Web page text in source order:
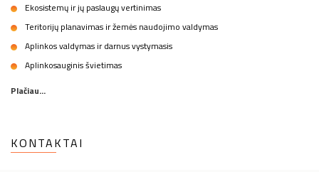
Ekosistemų ir jų paslaugų vertinimas
Teritorijų planavimas ir žemės naudojimo valdymas
Aplinkos valdymas ir darnus vystymasis
Aplinkosauginis švietimas
Plačiau...
KONTAKTAI